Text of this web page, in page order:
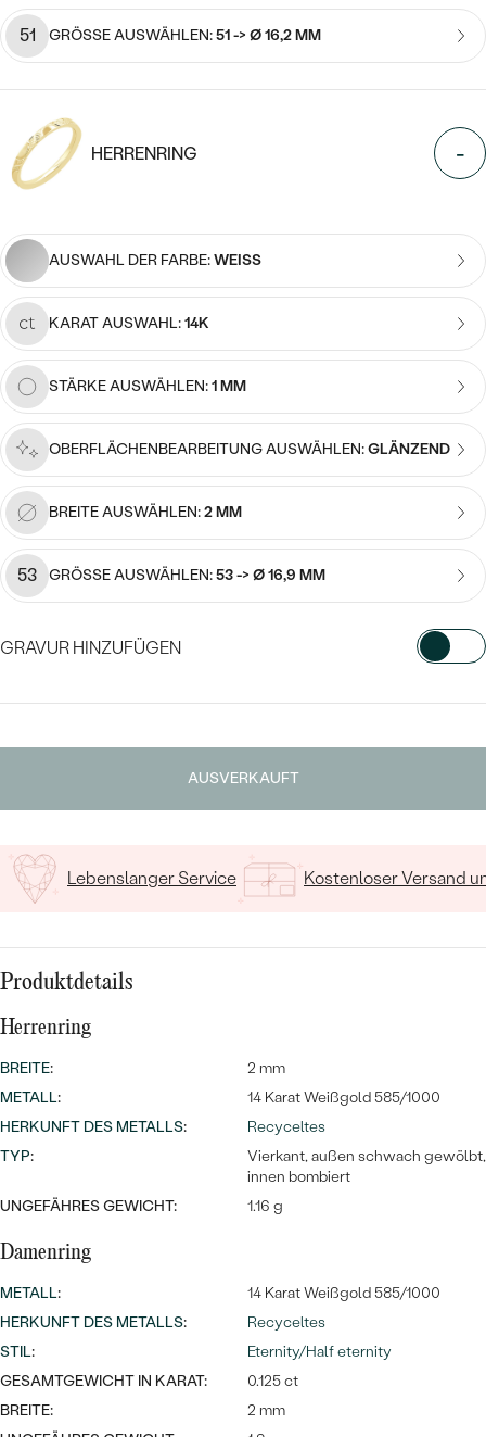
Meistverkaufte
Eheringe
MIT EDELSTEIN
GOLD
SILBER
Wave Kollektion
ANSEHEN
EDELSTEINSCHMUCK
SCHMUCK MIT LAB GROWN
PERLENSCHMUCK
PERSONALISIERT
SYMBOLISCH
MINIMALISTISCH
NACH ANLASS
NACH DER FARBE
NACH DER FORM
MASSGEFERTIGTER
DIAMANTEN
Bestseller
Meistverkaufte
Ohrrinnge
PREISWERTE
LUXURIÖSE
Personalisierte
Halsketten
ANSEHEN
Meistverkaufte
Ringe
51 GRÖSSE AUSWÄHLEN:51 -> Ø 16,2 MM
HERRENRING -
AUSWAHL DER FARBE:WEISS
KARAT AUSWAHL:14K
STÄRKE AUSWÄHLEN:1 MM
OBERFLÄCHENBEARBEITUNG AUSWÄHLEN:GLÄNZEND
BREITE AUSWÄHLEN:2 MM
53 GRÖSSE AUSWÄHLEN:53 -> Ø 16,9 MM
GRAVUR HINZUFÜGEN
AUSVERKAUFT
Lebenslanger Service Kostenloser Versand
Produktdetails
Herrenring
BREITE:
2 mm
METALL:
14 Karat Weißgold 585/1000
HERKUNFT DES METALLS:
Recyceltes
TYP:
Vierkant, außen schwach gewölbt,
innen bombiert
UNGEFÄHRES GEWICHT:
1.16 g
Damenring
METALL:
14 Karat Weißgold 585/1000
HERKUNFT DES METALLS:
Recyceltes
STIL:
Eternity/Half eternity
GESAMTGEWICHT IN KARAT:
0.125 ct
BREITE:
2 mm